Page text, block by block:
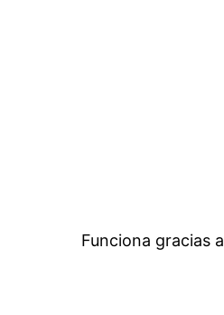
Funciona gracias a